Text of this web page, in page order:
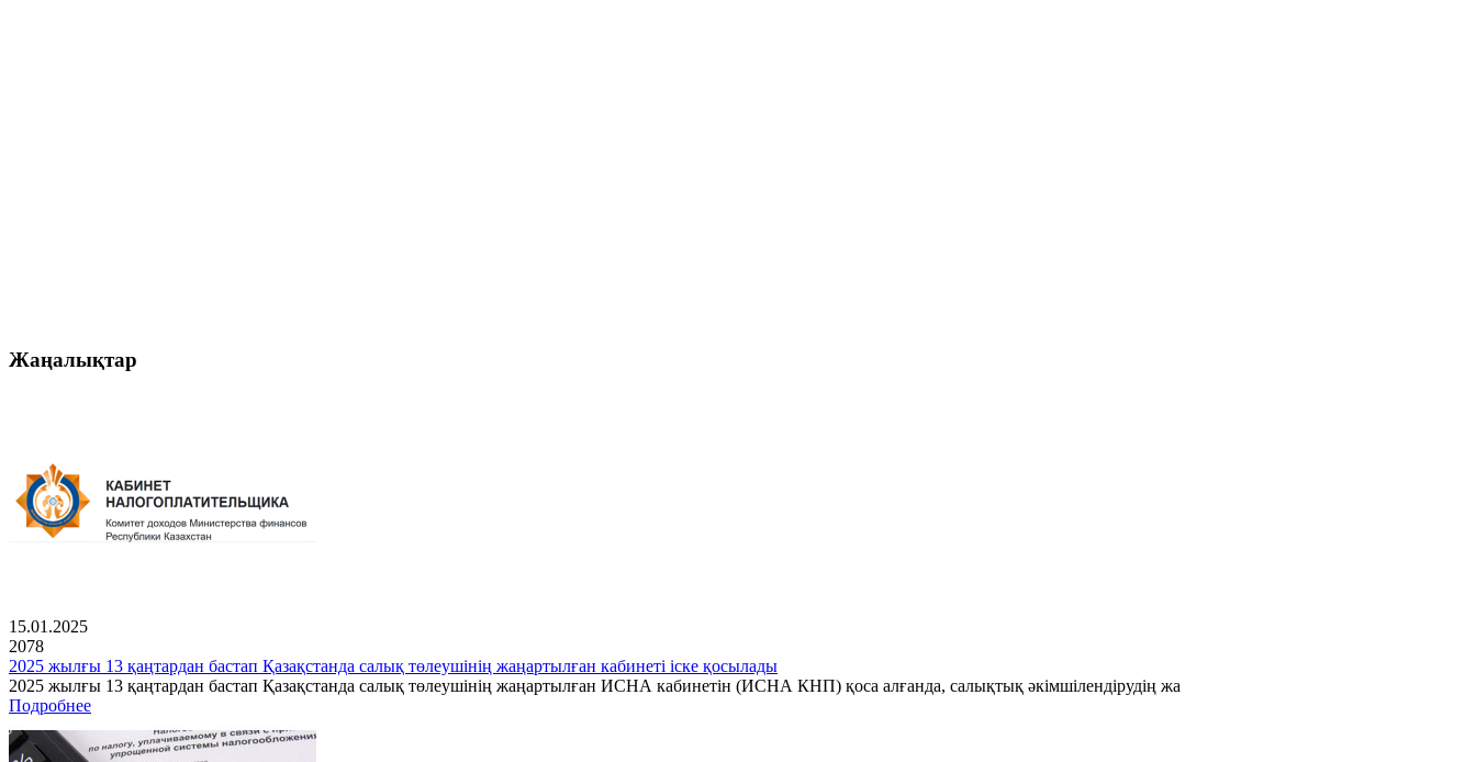
Жаңалықтар
15.01.2025
2078
2025 жылғы 13 қаңтардан бастап Қазақстанда салық төлеушінің жаңартылған кабинеті іске қосылады
2025 жылғы 13 қаңтардан бастап Қазақстанда салық төлеушінің жаңартылған ИСНА кабинетін (ИСНА КНП) қоса алғанда, салықтық әкімшілендірудің жа
Подробнее